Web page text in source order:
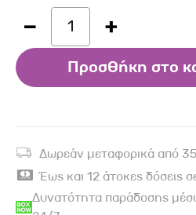
1
Προσθήκη στο
Δωρεάν μεταφορικά από
Έως και 12 άτοκες
Δυνατότητα παράδοσης